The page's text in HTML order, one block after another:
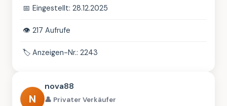
📅 Eingestellt: 28.12.2025
👁️ 217 Aufrufe
🏷️ Anzeigen-Nr.: 2243
N
nova88
👤 Privater Verkäufer